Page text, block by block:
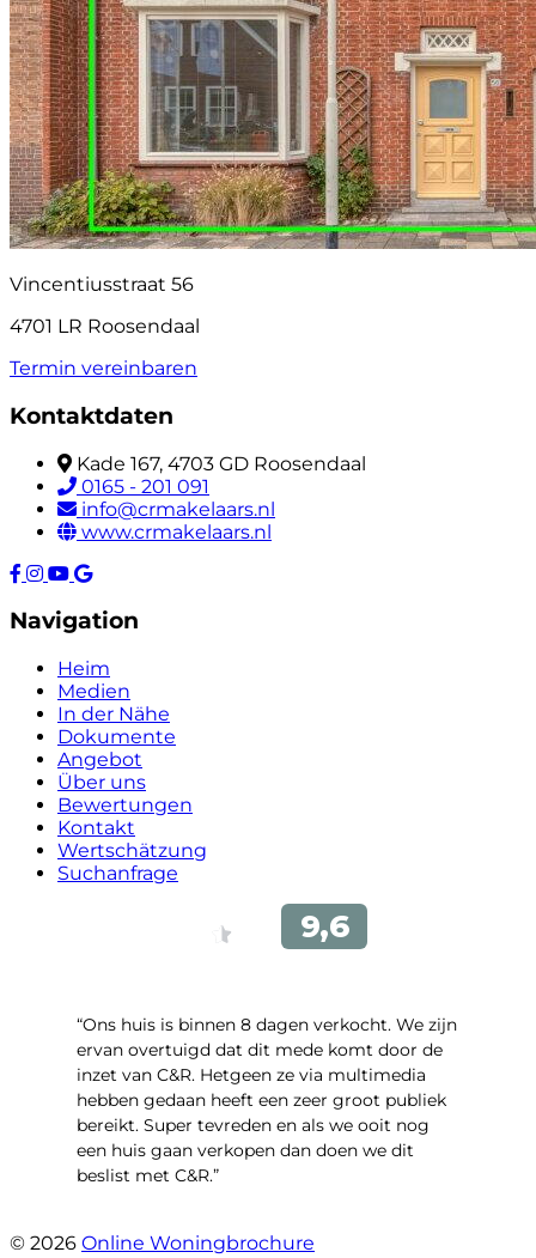
Vincentiusstraat 56
4701 LR Roosendaal
Termin vereinbaren
Kontaktdaten
Kade 167, 4703 GD Roosendaal
0165 - 201 091
info@crmakelaars.nl
www.crmakelaars.nl
Navigation
Heim
Medien
In der Nähe
Dokumente
Angebot
Über uns
Bewertungen
Kontakt
Wertschätzung
Suchanfrage
“Ons huis is binnen 8 dagen verkocht. We zijn
ervan overtuigd dat dit mede komt door de
inzet van C&R. Hetgeen ze via multimedia
hebben gedaan heeft een zeer groot publiek
bereikt. Super tevreden en als we ooit nog
een huis gaan verkopen dan doen we dit
beslist met C&R.”
© 2026 Online Woningbrochure